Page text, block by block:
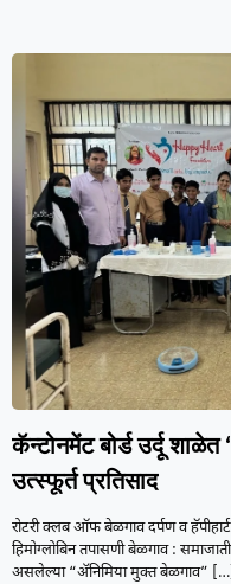
कॅन्टोनमेंट बोर्ड उर्दू शाळेत
उत्स्फूर्त प्रतिसाद
रोटरी क्लब ऑफ बेळगाव दर्पण व
हिमोग्लोबिन तपासणी बेळगाव :
असलेल्या “ॲनिमिया मुक्त बेळगाव” […]